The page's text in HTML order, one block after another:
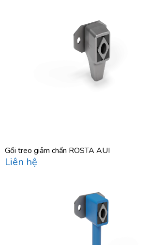
Gối treo giảm chấn ROSTA AUI
Liên hệ